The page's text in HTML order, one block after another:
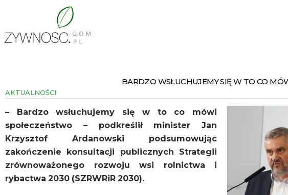
BARDZO WSŁUCHUJEMY SIĘ W TO CO
AKTUALNOŚCI
– Bardzo wsłuchujemy się w to co mówi
społeczeństwo – podkreślił minister Jan
Krzysztof Ardanowski podsumowując
zakończenie konsultacji publicznych Strategii
zrównoważonego rozwoju wsi rolnictwa i
rybactwa 2030 (SZRWRiR 2030).